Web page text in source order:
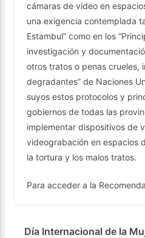
cámaras de video en
una exigencia contemplada
Estambul” como en los
investigación y
otros tratos o penas crueles,
degradantes” de Naciones
suyos estos protocolos y
gobiernos de todas las
implementar dispositivos de
videograbación en espacios
la tortura y los malos tratos.
Para acceder a la
Día Internacional de la